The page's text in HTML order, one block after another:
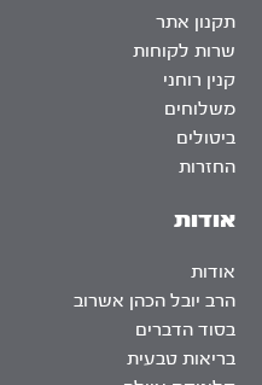
אודות
אודות
הרב יובל הכהן אשרוב
בסוד הדברים
בריאות טבעית
תקנון אתר
שרות לקוחות
קנין רוחני
משלוחים
ביטולים
החזרות